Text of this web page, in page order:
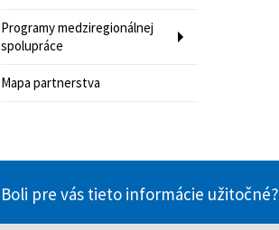
Programy medziregionálnej
spolupráce
Mapa partnerstva
Boli pre vás tieto informácie užitočné?